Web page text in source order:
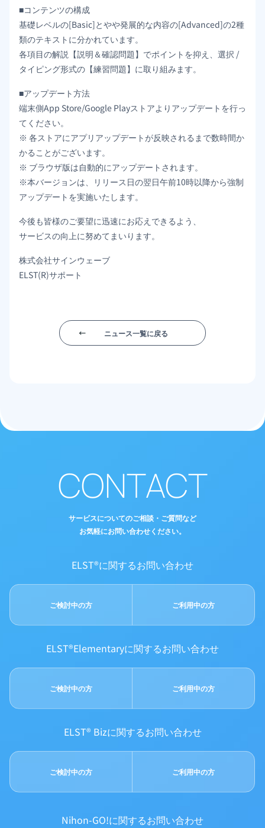
■コンテンツの構成
基礎レベルの[Basic]とやや発展的な内容の[Advanced]の2種
類のテキストに分かれています。
各項目の解説【説明＆確認問題】でポイントを抑え、選択 /
タイピング形式の【練習問題】に取り組みます。
■アップデート方法
端末側App Store/Google Playストアよりアップデートを行っ
てください。
※ 各ストアにアプリアップデートが反映されるまで数時間か
かることがございます。
※ ブラウザ版は自動的にアップデートされます。
※本バージョンは、リリース日の翌日午前10時以降から強制
アップデートを実施いたします。
今後も皆様のご要望に迅速にお応えできるよう、
サービスの向上に努めてまいります。
株式会社サインウェーブ
ELST(R)サポート
ニュース一覧に戻る
CONTACT
サービスについてのご相談・ご質問など
お気軽にお問い合わせください。
ELST®に関するお問い合わせ
ご検討中の方 ご利用中の方
ELST®Elementaryに関するお問い合わせ
ご検討中の方 ご利用中の方
ELST® Bizに関するお問い合わせ
ご検討中の方 ご利用中の方
Nihon-GO!に関するお問い合わせ